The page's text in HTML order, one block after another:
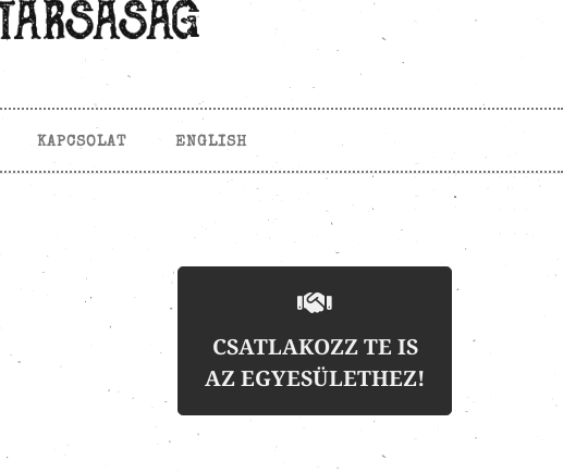
KAPCSOLAT ENGLISH
CSATLAKOZZ TE IS
AZ EGYESÜLETHEZ!